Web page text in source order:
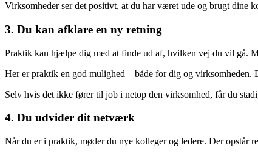
Virksomheder ser det positivt, at du har været ude og brugt dine
3. Du kan afklare en ny retning
Praktik kan hjælpe dig med at finde ud af, hvilken vej du vil gå.
Her er praktik en god mulighed – både for dig og
Selv hvis det ikke fører til job i netop den virksomhed, får du
4. Du udvider dit netværk
Når du er i praktik, møder du nye kolleger og ledere. Der opstår